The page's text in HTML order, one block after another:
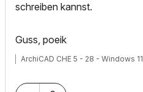
schreiben kannst.
Guss, poeik
ArchiCAD CHE 5 - 28 - Windows 11